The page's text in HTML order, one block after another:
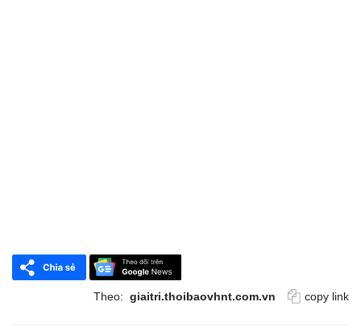
Theo: giaitri.thoibaovhnt.com.vn copy link